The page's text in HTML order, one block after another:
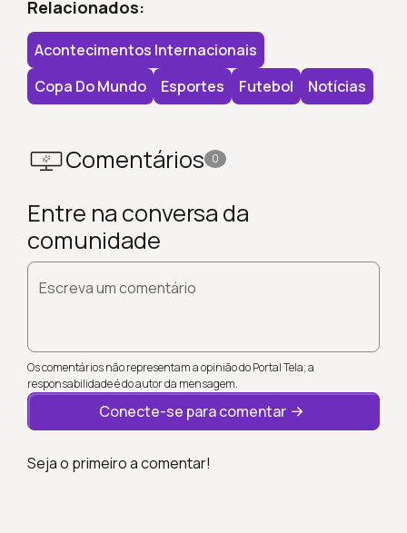
Relacionados:
Acontecimentos Internacionais
Copa Do Mundo
Esportes Futebol Notícias
Comentários 0
Entre na conversa da
comunidade
Escreva um comentário
Os comentários não representam a opinião do Portal Tela; a
responsabilidade é do autor da mensagem.
Conecte-se para comentar
Seja o primeiro a comentar!